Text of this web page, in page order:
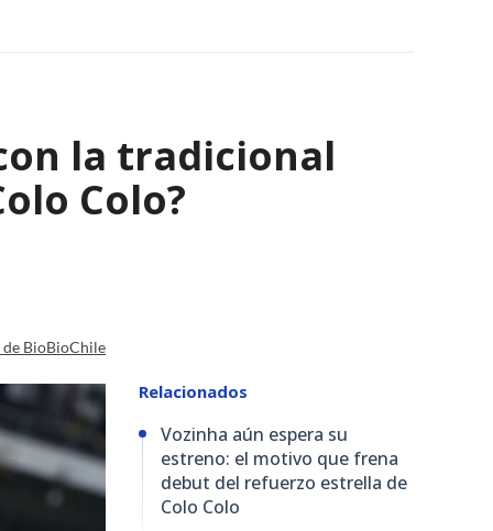
la tradicional
Colo?
de BioBioChile
Relacionados
Vozinha aún espera su
estreno: el motivo que frena
debut del refuerzo estrella de
Colo Colo